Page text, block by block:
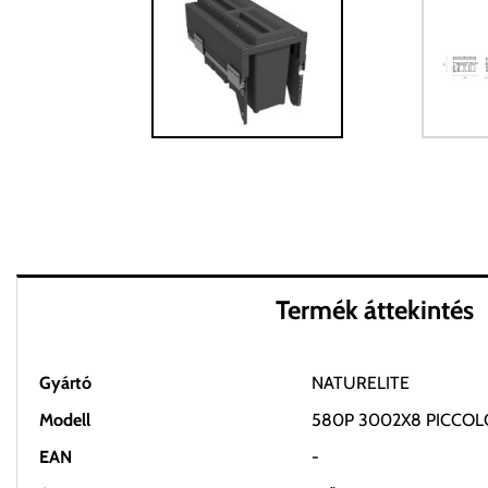
Termék áttekintés
Gyártó
NATURELITE
Modell
580P 3002X8
EAN
-